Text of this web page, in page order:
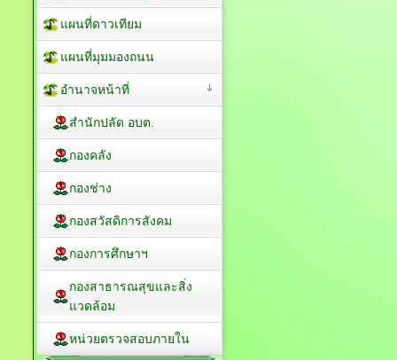
แผนที่ดาวเทียม
แผนที่มุมมองถนน
อำนาจหน้าที่
สำนักปลัด อบต.
กองคลัง
กองช่าง
กองสวัสดิการสังคม
กองการศึกษาฯ
กองสาธารณสุขและสิ่ง
แวดล้อม
หน่วยตรวจสอบภายใน